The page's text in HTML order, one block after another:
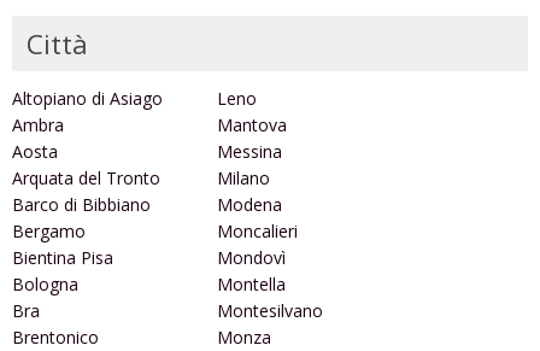
Città
Altopiano di Asiago
Ambra
Aosta
Arquata del Tronto
Barco di Bibbiano
Bergamo
Bientina Pisa
Bologna
Bra
Brentonico
Leno
Mantova
Messina
Milano
Modena
Moncalieri
Mondovì
Montella
Montesilvano
Monza